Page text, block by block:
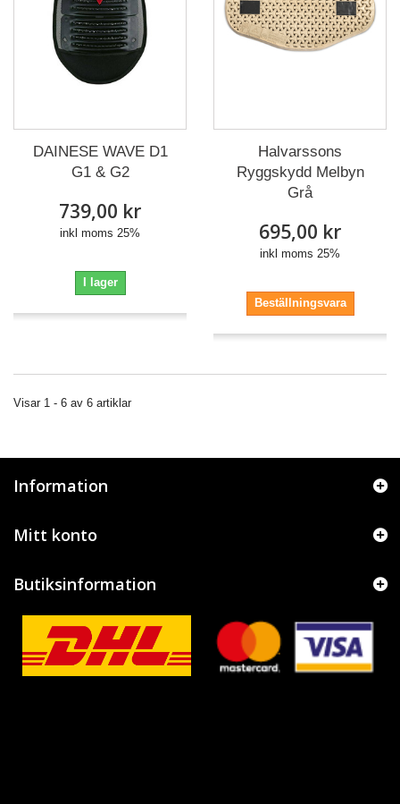
DAINESE WAVE D1
G1 & G2
739,00 kr
inkl moms 25%
I lager
Halvarssons
Ryggskydd Melbyn
Grå
695,00 kr
inkl moms 25%
Beställningsvara
Visar 1 - 6 av 6 artiklar
Information
Mitt konto
Butiksinformation